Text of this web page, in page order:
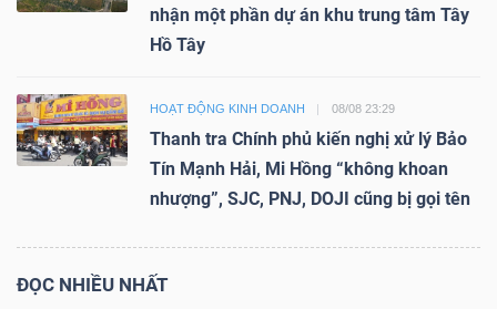
nhận một phần dự án khu trung tâm Tây
Hồ Tây
HOẠT ĐỘNG KINH DOANH 08/08 23:29
Thanh tra Chính phủ kiến nghị xử lý Bảo
Tín Mạnh Hải, Mi Hồng “không khoan
nhượng”, SJC, PNJ, DOJI cũng bị gọi tên
ĐỌC NHIỀU NHẤT